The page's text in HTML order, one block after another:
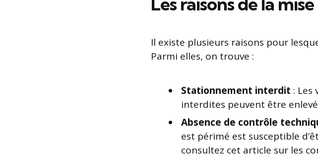
Il existe plusieurs raisons pour
Parmi elles, on trouve :
Stationnement interdit : Les
interdites peuvent être
Absence de contrôle
est périmé est susceptible
consultez cet article sur les